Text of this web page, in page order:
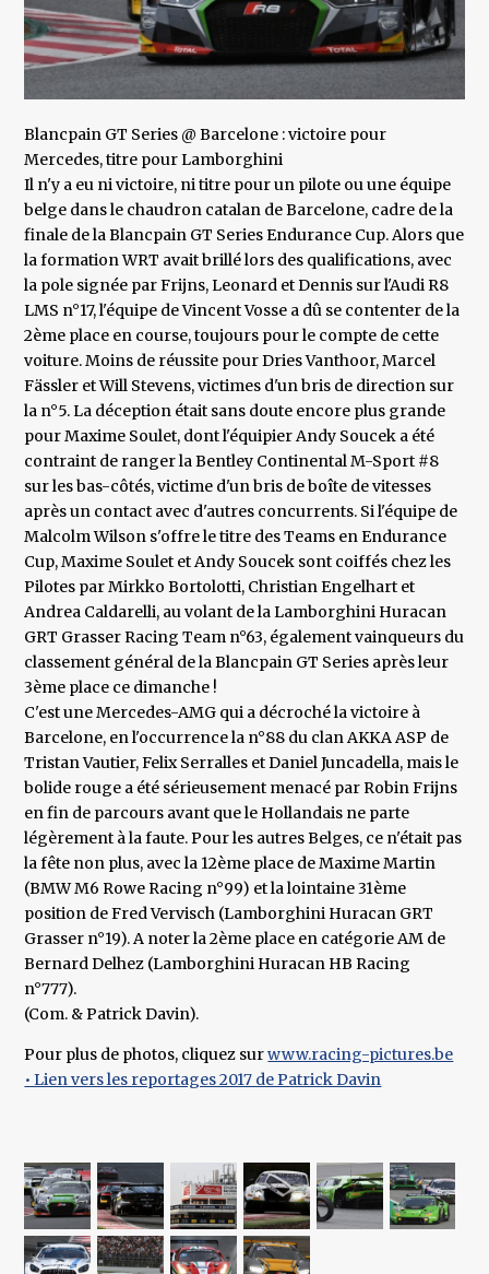
Blancpain GT Series @ Barcelone : victoire pour
Mercedes, titre pour Lamborghini
Il n'y a eu ni victoire, ni titre pour un pilote ou une équipe
belge dans le chaudron catalan de Barcelone, cadre de la
finale de la Blancpain GT Series Endurance Cup. Alors que
la formation WRT avait brillé lors des qualifications, avec
la pole signée par Frijns, Leonard et Dennis sur l'Audi R8
LMS n°17, l'équipe de Vincent Vosse a dû se contenter de la
2ème place en course, toujours pour le compte de cette
voiture. Moins de réussite pour Dries Vanthoor, Marcel
Fässler et Will Stevens, victimes d'un bris de direction sur
la n°5. La déception était sans doute encore plus grande
pour Maxime Soulet, dont l'équipier Andy Soucek a été
contraint de ranger la Bentley Continental M-Sport #8
sur les bas-côtés, victime d'un bris de boîte de vitesses
après un contact avec d'autres concurrents. Si l'équipe de
Malcolm Wilson s'offre le titre des Teams en Endurance
Cup, Maxime Soulet et Andy Soucek sont coiffés chez les
Pilotes par Mirkko Bortolotti, Christian Engelhart et
Andrea Caldarelli, au volant de la Lamborghini Huracan
GRT Grasser Racing Team n°63, également vainqueurs du
classement général de la Blancpain GT Series après leur
3ème place ce dimanche !
C'est une Mercedes-AMG qui a décroché la victoire à
Barcelone, en l'occurrence la n°88 du clan AKKA ASP de
Tristan Vautier, Felix Serralles et Daniel Juncadella, mais le
bolide rouge a été sérieusement menacé par Robin Frijns
en fin de parcours avant que le Hollandais ne parte
légèrement à la faute. Pour les autres Belges, ce n'était pas
la fête non plus, avec la 12ème place de Maxime Martin
(BMW M6 Rowe Racing n°99) et la lointaine 31ème
position de Fred Vervisch (Lamborghini Huracan GRT
Grasser n°19). A noter la 2ème place en catégorie AM de
Bernard Delhez (Lamborghini Huracan HB Racing
n°777).
(Com. & Patrick Davin).
Pour plus de photos, cliquez surwww.racing-pictures.be
• Lien vers les reportages 2017 de Patrick Davin